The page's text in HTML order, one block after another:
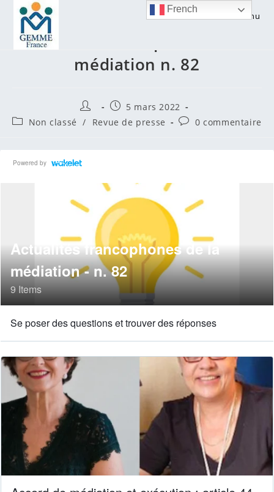
content
Menu
Actualités francophones de la
médiation n. 82
Auteur/autrice
de
la
Publication
publiée :
5 mars 2022
PostNon classé / Revue de presse
Commentaires
0 commentaire
French